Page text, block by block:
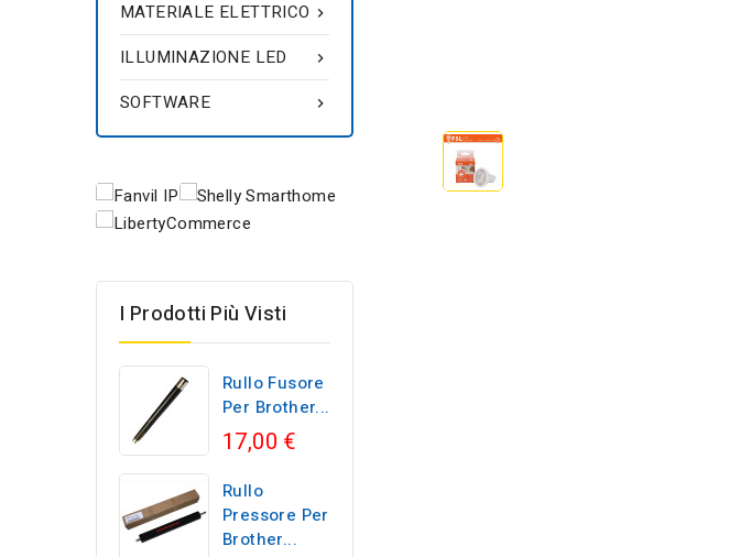

MATERIALE ELETTRICO

ILLUMINAZIONE LED

SOFTWARE
I Prodotti Più Visti
Rullo Fusore
Per Brother...
17,00 €
Rullo
Pressore Per
Brother...